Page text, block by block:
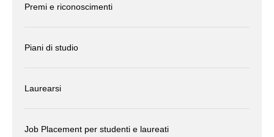
Premi e riconoscimenti
Piani di studio
Laurearsi
Job Placement per studenti e laureati